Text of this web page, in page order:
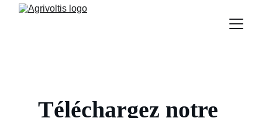
Téléchargez notre